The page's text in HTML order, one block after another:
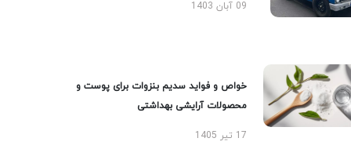
09 آبان 1403
خواص و فواید سدیم بنزوات برای پوست و
محصولات آرایشی بهداشتی
17 تیر 1405